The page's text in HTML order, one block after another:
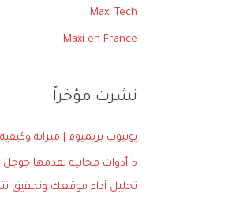
ع
Maxi Tech
Maxi en France
نشرت مؤخراً
يوتيوب بريميوم | ميزاته
5 أدوات مجانية تقدمها
تحليل أداء موقعك وتحقيق